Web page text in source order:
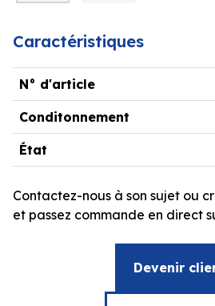
Caractéristiques
N° d'article
Conditonnement
État
Contactez-nous à son sujet ou
et passez commande en direct
Devenir